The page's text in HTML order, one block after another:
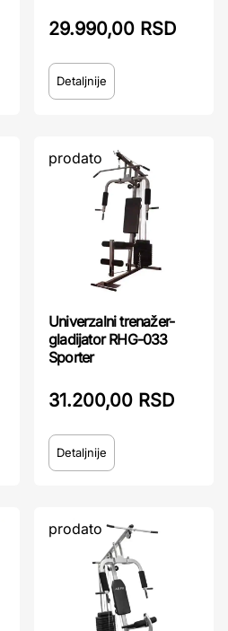
29.990,00 RSD
Detaljnije
prodato
Univerzalni trenažer-
gladijator RHG-033
Sporter
31.200,00 RSD
Detaljnije
prodato